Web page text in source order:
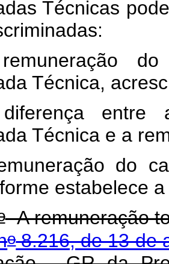
Técnicas
do
Técnica,
entre
Técnica e a
do
estabelece a
A remuneração
o8.216, de 13 de